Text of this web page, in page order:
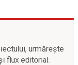
urmărește
flux editorial.